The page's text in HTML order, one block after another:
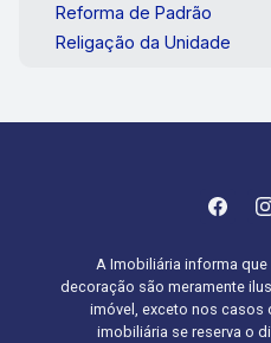
Reforma de Padrão
Religação da Unidade
A Imobiliária informa
decoração são meramente
imóvel, exceto nos casos
imobiliária se reserva o